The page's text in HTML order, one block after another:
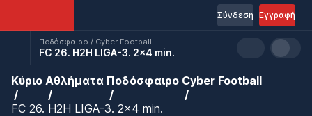
Εγγραφή
Σύνδεση
Ποδόσφαιρο / Cyber Football
FC 26. H2H LIGA-3. 2x4 min.
Κύριο Αθλήματα Ποδόσφαιρο Cyber Football
FC 26. H2H LIGA-3. 2x4 min.